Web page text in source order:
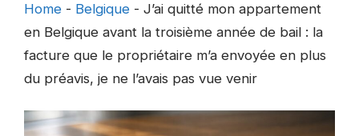
Home - Belgique - J’ai quitté mon appartement
en Belgique avant la troisième année de bail : la
facture que le propriétaire m’a envoyée en plus
du préavis, je ne l’avais pas vue venir